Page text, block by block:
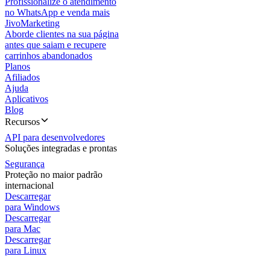
no WhatsApp e venda mais
JivoMarketing
Aborde clientes na sua página
antes que saiam e recupere
carrinhos abandonados
Planos
Afiliados
Ajuda
Aplicativos
Blog
Recursos
API para desenvolvedores
Soluções integradas e prontas
Segurança
Proteção no maior padrão
internacional
Descarregar
para Windows
Descarregar
para Mac
Descarregar
para Linux